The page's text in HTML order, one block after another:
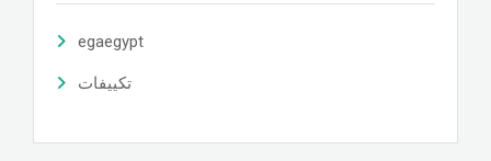
egaegypt
تكييفات